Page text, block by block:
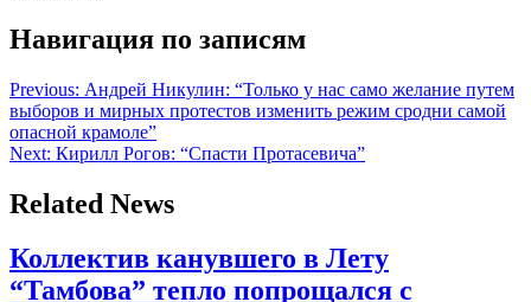
Навигация по записям
Previous: Андрей Никулин: “Только у нас само желание путем
выборов и мирных протестов изменить режим сродни самой
опасной крамоле”
Next: Кирилл Рогов: “Спасти Протасевича”
Related News
Коллектив канувшего в Лету
“Тамбова” тепло попрощался с